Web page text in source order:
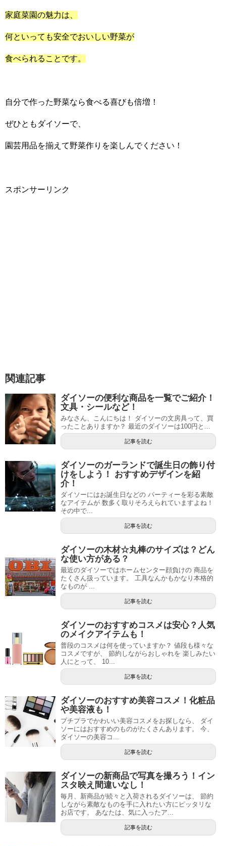
家庭菜園の魅力は、
何といっても安全でおいしい野菜が
食べられることです。
自分で作った野菜なら食べる喜びも倍増！
ぜひともダイソーで、
園芸用品を揃えて野菜作りを楽しんでください！
スポンサーリンク
関連記事
ダイソーの便利な商品を一覧でご紹介！
文具・シールなど！
みなさん、こんにちは！ ダイソーの文房具って、買
ったことありますか？ 最近のダイソーは100円と...
記事を読む
ダイソーのガーランドで誕生日の飾り付
けをしよう！ おすすめデザインを紹
介！
ダイソーにはお誕生日などの パーティーを彩る素敵
なアイテムが 数多く取りそろえられていますよね！
その中で...
記事を読む
ダイソーの木材☆丸棒のサイズは？どん
な使い方がある？
最近のダイソーではホームセンター顔負けの 商品を
たくさん扱っています。 工具なんかもかなり本格的
なものが ...
記事を読む
ダイソーのおすすめコスメは安心？人気
のメイクアイテムも！
普段のコスメは何を使っていますか？ 値段も様々な
コスメですが、 節約しながらおしゃれを 楽しみたい
人にとって、 10...
記事を読む
ダイソーのおすすめ美容コスメ！化粧品
や美容液も！
プチプラでかわいい美容コスメをお探しなら、 ダイ
ソーにはおすすめのものがたくさんあります。 今、
ダイソーの美容コ...
記事を読む
ダイソーの新商品で写真を撮ろう！イン
スタ映え間違いなし！
毎月、新商品が続々と入荷されるダイソーは、 節約
しながら素敵なものを手に入れたい方にピッタリな
お店です。 あなたは、気に入ったア...
記事を読む